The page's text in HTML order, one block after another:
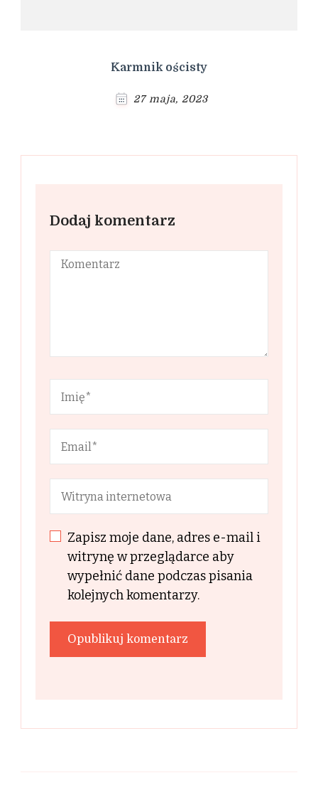
Karmnik ościsty
27 maja, 2023
Dodaj komentarz
Zapisz moje dane, adres e-mail i
witrynę w przeglądarce aby
wypełnić dane podczas pisania
kolejnych komentarzy.